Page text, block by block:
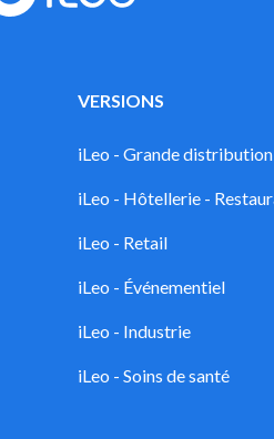
VERSIONS
iLeo - Grande distribution
iLeo - Hôtellerie -
iLeo - Retail
iLeo - Événementiel
iLeo - Industrie
iLeo - Soins de santé